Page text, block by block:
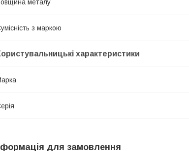
металу
з маркою
характеристики
для замовлення